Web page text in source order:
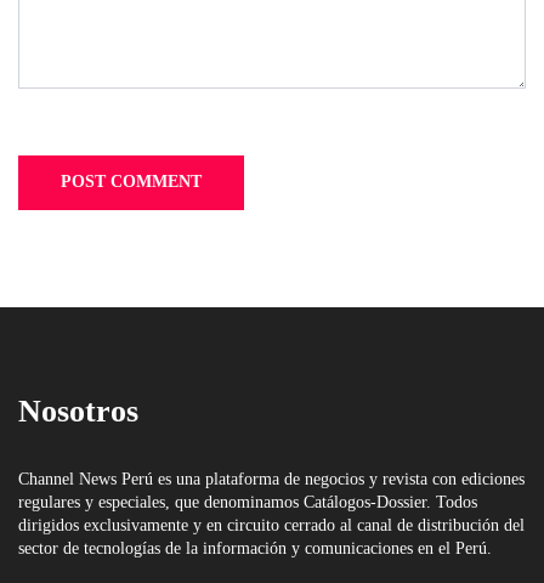
Nosotros
Channel News Perú es una plataforma de negocios y revista con ediciones
regulares y especiales, que denominamos Catálogos-Dossier. Todos
dirigidos exclusivamente y en circuito cerrado al canal de distribución del
sector de tecnologías de la información y comunicaciones en el Perú.